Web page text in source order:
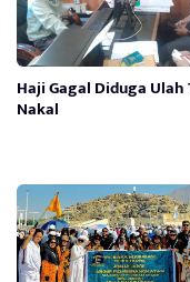
Haji Gagal Diduga
Nakal